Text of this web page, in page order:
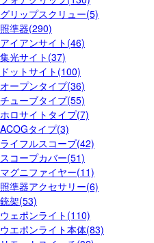
グリップスクリュー(5)
照準器(290)
アイアンサイト(46)
集光サイト(37)
ドットサイト(100)
オープンタイプ(36)
チューブタイプ(55)
ホロサイトタイプ(7)
ACOGタイプ(3)
ライフルスコープ(42)
スコープカバー(51)
マグニファイヤー(11)
照準器アクセサリー(6)
銃架(53)
ウェポンライト(110)
ウエポンライト本体(83)